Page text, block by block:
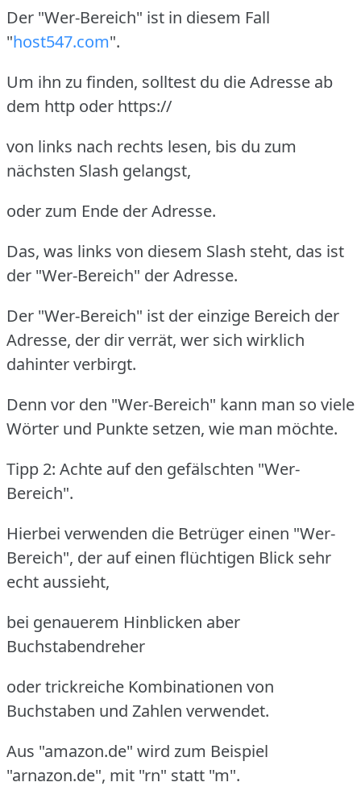
Der "Wer-Bereich" ist in diesem Fall
"host547.com".
Um ihn zu finden, solltest du die Adresse ab
dem http oder https://
von links nach rechts lesen, bis du zum
nächsten Slash gelangst,
oder zum Ende der Adresse.
Das, was links von diesem Slash steht, das ist
der "Wer-Bereich" der Adresse.
Der "Wer-Bereich" ist der einzige Bereich der
Adresse, der dir verrät, wer sich wirklich
dahinter verbirgt.
Denn vor den "Wer-Bereich" kann man so viele
Wörter und Punkte setzen, wie man möchte.
Tipp 2: Achte auf den gefälschten "Wer-
Bereich".
Hierbei verwenden die Betrüger einen "Wer-
Bereich", der auf einen flüchtigen Blick sehr
echt aussieht,
bei genauerem Hinblicken aber
Buchstabendreher
oder trickreiche Kombinationen von
Buchstaben und Zahlen verwendet.
Aus "amazon.de" wird zum Beispiel
"arnazon.de", mit "rn" statt "m".